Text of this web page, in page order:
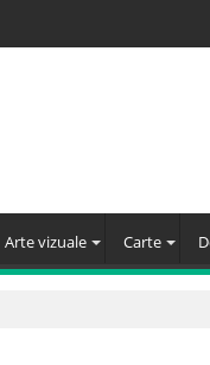
Arte vizuale Carte